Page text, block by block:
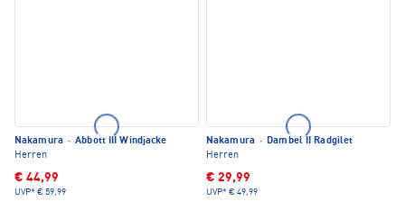
Nakamura · Abbott III Windjacke
Herren
€ 44,99
UVP* € 59,99
Nakamura · Dambel II Radgilet
Herren
€ 29,99
UVP* € 49,99